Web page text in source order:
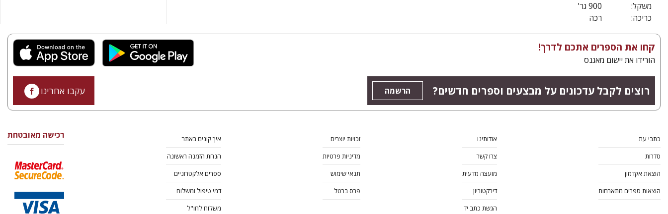
משקל:
900 גר'
כריכה:
רכה
קחו את הספרים אתכם לדרך!
הורידו את יישום מאגנס
רוצים לקבל עדכונים על מבצעים וספרים חדשים? הרשמה עקבו אחרינו
כתבי עת
סדרות
הוצאת אקדמון
הוצאות ספרים מתארחות
אודותינו
צרו קשר
מועצה מדעית
דירקטוריון
הגשת כתב יד
זכויות יוצרים
מדיניות פרטיות
תנאי שימוש
פרס ברטל
איך קונים באתר
הנחת הזמנה ראשונה
ספרים אלקטרוניים
דמי טיפול ומשלוח
משלוח לחו"ל
רכישה מאובטחת